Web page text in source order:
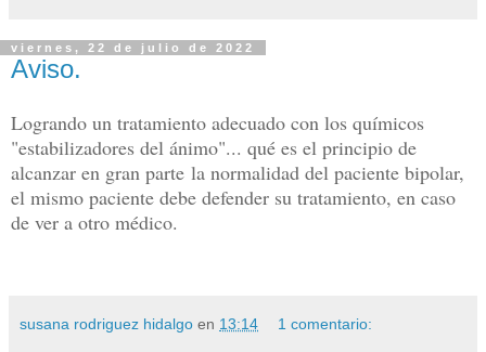
viernes, 22 de julio de 2022
Aviso.
Logrando un tratamiento adecuado con los químicos
"estabilizadores del ánimo"... qué es el principio de
alcanzar en gran parte la normalidad del paciente bipolar,
el mismo paciente debe defender su tratamiento, en caso
de ver a otro médico.
susana rodriguez hidalgo en 13:14 1 comentario: